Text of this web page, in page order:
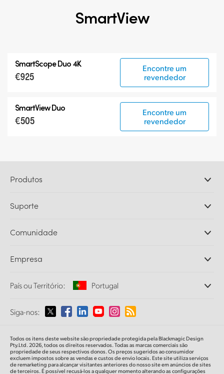
SmartView
SmartScope Duo 4K
€925
Encontre um
revendedor
SmartView Duo
€505
Encontre um
revendedor
Produtos
DaVinci Resolve e Fusion
Ultimatte
Captura e Reprodução
Conversão de Padrões
Monitoramento
Armazenamento em Rede
Roteamento e Distribuição
Streaming e Codificação
Suporte
Central de Suporte Técnico
Comunidade
Empresa
Sobre a Blackmagic Design
Imprensa
País ou Território: Portugal
Selecione seu país ou território
Australia
Siga-nos:
Todos os itens deste website são propriedade protegida pela Blackmagic Design
Pty.Ltd. 2026, todos os direitos reservados. Todas as marcas comerciais são
propriedade de seus respectivos donos. Os preços sugeridos ao consumidor
excluem impostos sobre as vendas e custos de envio locais. Este site utiliza serviços
de remarketing para alcançar visitantes anteriores do nosso site em anúncios de sites
de terceiros. É possível recusá-los a qualquer momento alterando as configurações